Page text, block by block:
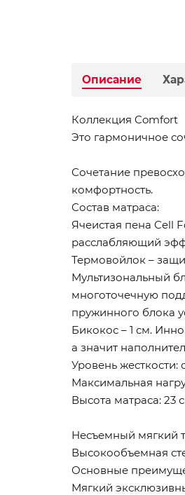
Описание
Коллекция Comfort
Это гармоничное
Сочетание
комфортность.
Состав матраса:
Ячеистая пена Cell
расслабляющий
Термовойлок –
Мультизональный
многоточечную
пружинного блока
Бикокос – 1 см.
а значит
Уровень
Максимальная
Высота матраса: 23
Несъемный мягкий
Высокообъемная
Основные
Мягкий